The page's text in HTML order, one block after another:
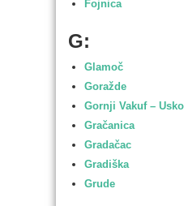
Fojnica
G:
Glamoč
Goražde
Gornji Vakuf –
Gračanica
Gradačac
Gradiška
Grude